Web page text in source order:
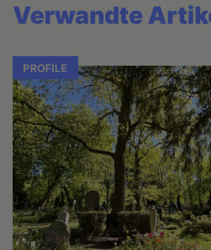
Verwandte
PROFILE